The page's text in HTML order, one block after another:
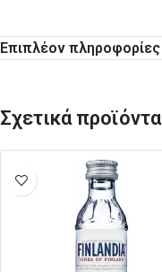
Επιπλέον πληροφορίες
Σχετικά προϊόντα